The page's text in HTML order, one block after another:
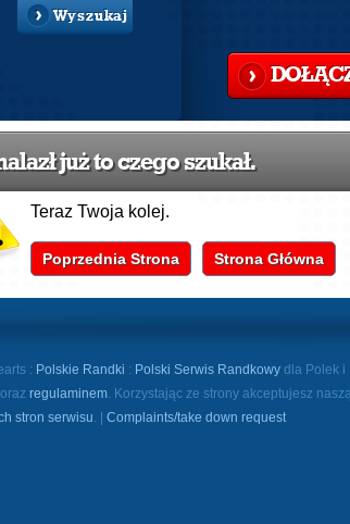
Wyszukaj
już to czego szukał.
Teraz Twoja kolej.
Poprzednia Strona Strona Główna
: Polskie Randki : Polski Serwis Randkowy dla Polek i
regulaminem. Korzystając ze strony akceptujesz
stron serwisu. | Complaints/take down request